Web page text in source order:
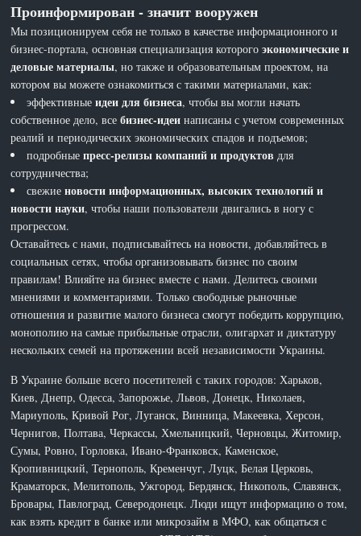
Проинформирован - значит вооружен
Мы позиционируем себя не только в качестве информационного и
бизнес-портала, основная специализация которогоэкономические и
деловые материалы, но также и образовательным проектом, на
котором вы можете ознакомиться с такими материалами, как:
эффективныеидеи для бизнеса, чтобы вы могли начать
собственное дело, всебизнес-идеи написаны с учетом современных
реалий и периодических экономических спадов и подъемов;
подробныепресс-релизы компаний и продуктов для
сотрудничества;
свежиеновости информационных, высоких технологий и
новости науки, чтобы наши пользователи двигались в ногу с
прогрессом.
Оставайтесь с нами, подписывайтесь на новости, добавляйтесь в
социальных сетях, чтобы организовывать бизнес по своим
правилам! Влияйте на бизнес вместе с нами. Делитесь своими
мнениями и комментариями. Только свободные рыночные
отношения и развитие малого бизнеса смогут победить коррупцию,
монополию на самые прибыльные отрасли, олигархат и диктатуру
нескольких семей на протяжении всей независимости Украины.
В Украине больше всего посетителей с таких городов: Харьков,
Киев, Днепр, Одесса, Запорожье, Львов, Донецк, Николаев,
Мариуполь, Кривой Рог, Луганск, Винница, Макеевка, Херсон,
Чернигов, Полтава, Черкассы, Хмельницкий, Черновцы, Житомир,
Сумы, Ровно, Горловка, Ивано-Франковск, Каменское,
Кропивницкий, Тернополь, Кременчуг, Луцк, Белая Церковь,
Краматорск, Мелитополь, Ужгород, Бердянск, Никополь, Славянск,
Бровары, Павлоград, Северодонецк. Люди ищут информацию о том,
как взять кредит в банке или микрозайм в МФО, как общаться с